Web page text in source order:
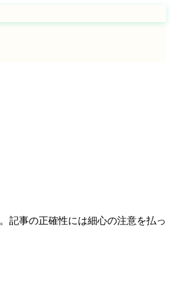
記事の正確性には細心の注意を払っ